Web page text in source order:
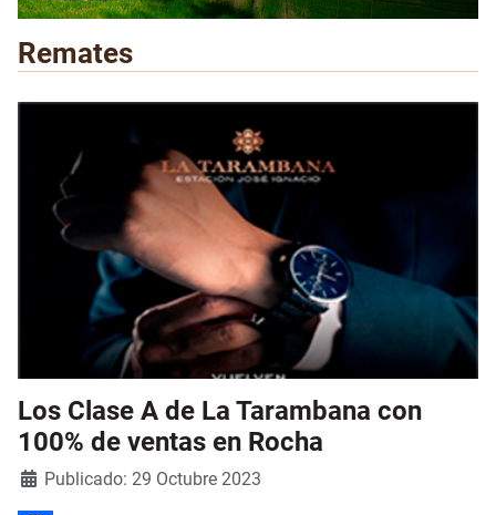
Remates
Los Clase A de La Tarambana con
100% de ventas en Rocha
DetallesPublicado: 29 Octubre 2023